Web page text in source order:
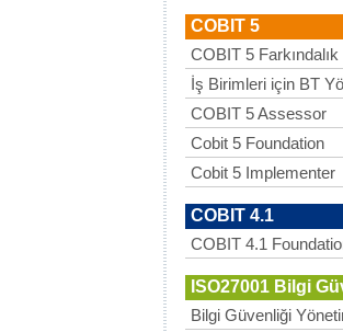
COBIT 5
COBIT 5 Farkındalık
İş Birimleri için BT
COBIT 5 Assessor
Cobit 5 Foundation
Cobit 5 Implementer
COBIT 4.1
COBIT 4.1
ISO27001 Bilgi
Bilgi Güvenliği